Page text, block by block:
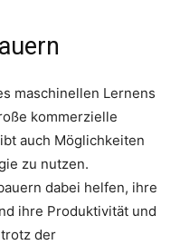
maschinellen Lernens
kommerzielle
auch Möglichkeiten
zu nutzen.
dabei helfen, ihre
ihre Produktivität und
der